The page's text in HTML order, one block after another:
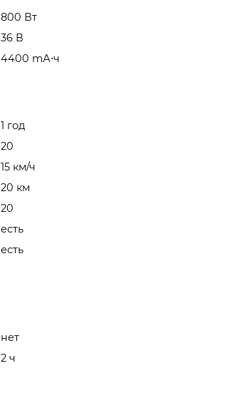
800 Вт
36 В
4400 mА⋅ч
1 год
20
15 км/ч
20 км
20
есть
есть
нет
2 ч